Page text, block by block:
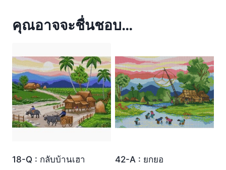
คุณอาจจะชื่นชอบ…
18-Q : กลับบ้านเฮา 42-A : ยกยอ